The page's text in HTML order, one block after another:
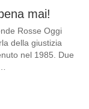
mai!
Rosse Oggi
della giustizia
nel 1985. Due